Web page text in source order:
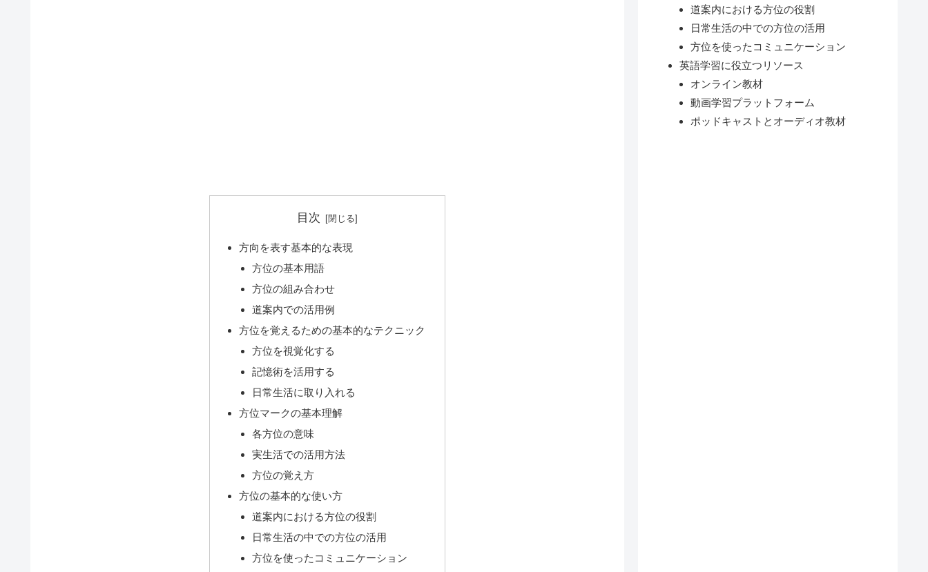
目次
方向を表す基本的な表現
方位の基本用語
方位の組み合わせ
道案内での活用例
方位を覚えるための基本的なテクニック
方位を視覚化する
記憶術を活用する
日常生活に取り入れる
方位マークの基本理解
各方位の意味
実生活での活用方法
方位の覚え方
方位の基本的な使い方
道案内における方位の役割
日常生活の中での方位の活用
方位を使ったコミュニケーション
道案内における方位の役割
日常生活の中での方位の活用
方位を使ったコミュニケーション
英語学習に役立つリソース
オンライン教材
動画学習プラットフォーム
ポッドキャストとオーディオ教材